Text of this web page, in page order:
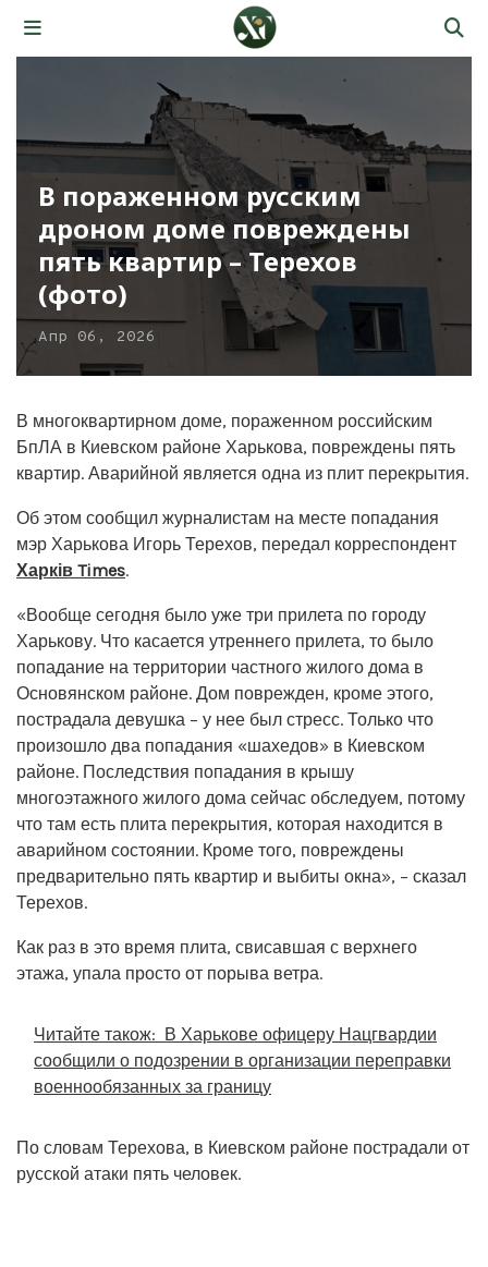
В пораженном русским
дроном доме повреждены
пять квартир – Терехов
(фото)
Апр 06, 2026
В многоквартирном доме, пораженном российским
БпЛА в Киевском районе Харькова, повреждены пять
квартир. Аварийной является одна из плит перекрытия.
Об этом сообщил журналистам на месте попадания
мэр Харькова Игорь Терехов, передал корреспондент
Харків Times.
«Вообще сегодня было уже три прилета по городу
Харькову. Что касается утреннего прилета, то было
попадание на территории частного жилого дома в
Основянском районе. Дом поврежден, кроме этого,
пострадала девушка – у нее был стресс. Только что
произошло два попадания «шахедов» в Киевском
районе. Последствия попадания в крышу
многоэтажного жилого дома сейчас обследуем, потому
что там есть плита перекрытия, которая находится в
аварийном состоянии. Кроме того, повреждены
предварительно пять квартир и выбиты окна», – сказал
Терехов.
Как раз в это время плита, свисавшая с верхнего
этажа, упала просто от порыва ветра.
Читайте також: В Харькове офицеру Нацгвардии
сообщили о подозрении в организации переправки
военнообязанных за границу
По словам Терехова, в Киевском районе пострадали от
русской атаки пять человек.